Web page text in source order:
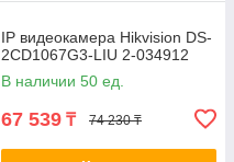
IP видеокамера Hikvision DS-
2CD1067G3-LIU 2-034912
В наличии 50 ед.
67 539 ₸ 74 230 ₸